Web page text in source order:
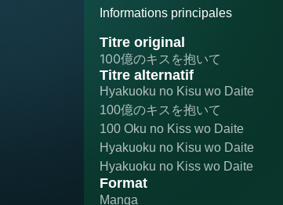
Informations principales
Titre original
100億のキスを抱いて
Titre alternatif
Hyakuoku no Kisu wo Daite
100億のキスを抱いて
100 Oku no Kiss wo Daite
Hyakuoku no Kisu wo Daite
Hyakuoku no Kiss wo Daite
Format
Manga